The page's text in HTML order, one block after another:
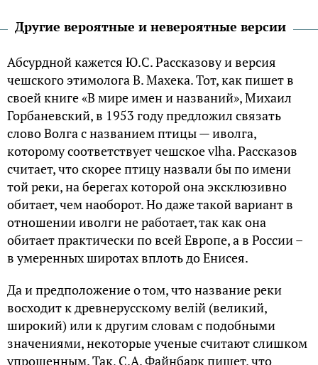
Другие вероятные и невероятные версии
Абсурдной кажется Ю.С. Рассказову и версия
чешского этимолога В. Махека. Тот, как пишет в
своей книге «В мире имен и названий», Михаил
Горбаневский, в 1953 году предложил связать
слово Волга с названием птицы — иволга,
которому соответствует чешское vlha. Рассказов
считает, что скорее птицу назвали бы по имени
той реки, на берегах которой она эксклюзивно
обитает, чем наоборот. Но даже такой вариант в
отношении иволги не работает, так как она
обитает практически по всей Европе, а в России –
в умеренных широтах вплоть до Енисея.
Да и предположение о том, что название реки
восходит к древнерусскому велiй (великий,
широкий) или к другим словам с подобными
значениями, некоторые ученые считают слишком
упрощенным. Так, С.А. Файнбарк пишет, что